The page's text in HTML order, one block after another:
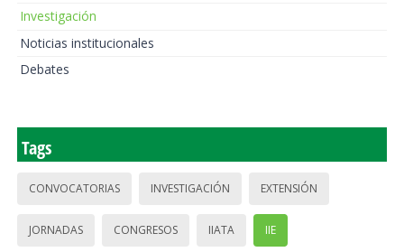
Investigación
Noticias institucionales
Debates
Tags
CONVOCATORIAS INVESTIGACIÓN EXTENSIÓN
JORNADAS CONGRESOS IIATA IIE